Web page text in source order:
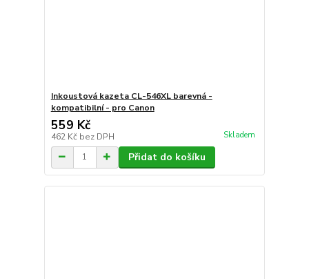
Inkoustová kazeta CL-546XL barevná -
kompatibilní - pro Canon
559 Kč
462 Kč bez DPH Skladem
Přidat do košíku